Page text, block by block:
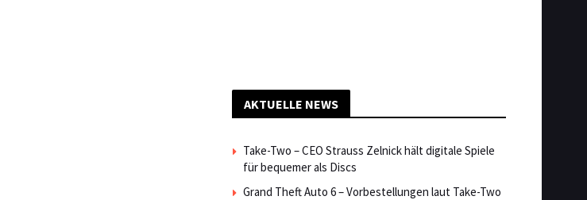
AKTUELLE NEWS
Take-Two – CEO Strauss Zelnick hält digitale Spiele
für bequemer als Discs
Grand Theft Auto 6 – Vorbestellungen laut Take-Two